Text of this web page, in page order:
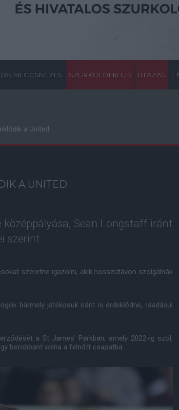
MECCSNÉZÉS SZURKOLÓI KLUB UTAZÁS
a United
A UNITED
Sean Longstaff iránt
szerint.
szeretne igazolni, akik hosszútávon szolgálnák
bármely játékosuk iránt is érdeklődne, ráadásul
a St James' Parkban, amely 2022-ig szól,
berobbant volna a felnőtt csapatba.